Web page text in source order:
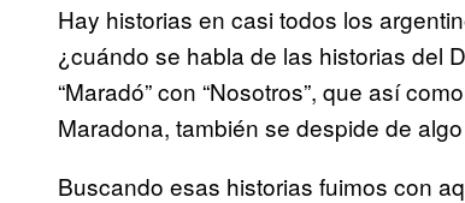
Hay historias en casi todos los
¿cuándo se habla de las historias del
“Maradó” con “Nosotros”, que así
Maradona, también se despide de
Buscando esas historias fuimos con